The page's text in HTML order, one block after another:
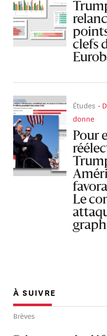
clefs
Études
donne
Pour
Le
À SUIVRE
Brèves